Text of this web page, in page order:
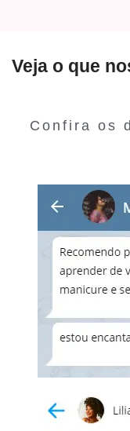
Veja o que
Confira os